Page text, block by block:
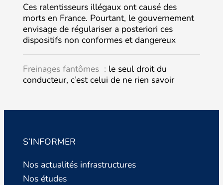
Ces ralentisseurs illégaux ont causé des
morts en France. Pourtant, le gouvernement
envisage de régulariser a posteriori ces
dispositifs non conformes et dangereux
Freinages fantômes : le seul droit du
conducteur, c’est celui de ne rien savoir
S’INFORMER
Nos actualités infrastructures
Nos études